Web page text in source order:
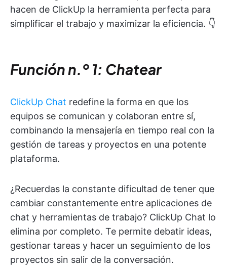
hacen de ClickUp la herramienta perfecta para
simplificar el trabajo y maximizar la eficiencia. 👇
Función n.º 1: Chatear
ClickUp Chat redefine la forma en que los
equipos se comunican y colaboran entre sí,
combinando la mensajería en tiempo real con la
gestión de tareas y proyectos en una potente
plataforma.
¿Recuerdas la constante dificultad de tener que
cambiar constantemente entre aplicaciones de
chat y herramientas de trabajo? ClickUp Chat lo
elimina por completo. Te permite debatir ideas,
gestionar tareas y hacer un seguimiento de los
proyectos sin salir de la conversación.